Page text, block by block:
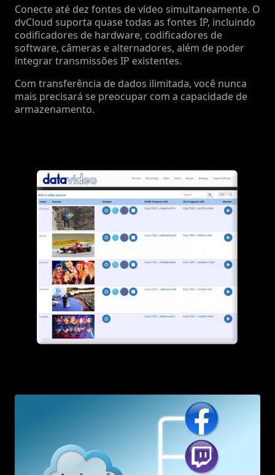
Conecte até dez fontes de vídeo simultaneamente. O
dvCloud suporta quase todas as fontes IP, incluindo
codificadores de hardware, codificadores de
software, câmeras e alternadores, além de poder
integrar transmissões IP existentes.
Com transferência de dados ilimitada, você nunca
mais precisará se preocupar com a capacidade de
armazenamento.